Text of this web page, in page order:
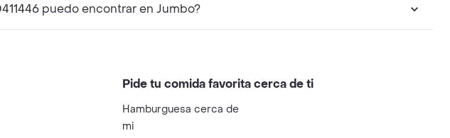
puedo encontrar en Jumbo?
Pide tu comida favorita cerca de ti
Hamburguesa cerca de
mi